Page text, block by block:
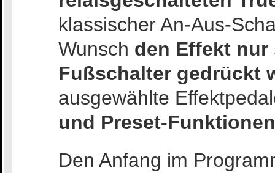
klassischer An-Aus-
Wunsch den Effekt
Fußschalter gedrückt
ausgewählte
und Preset-Funktionen
Den Anfang im